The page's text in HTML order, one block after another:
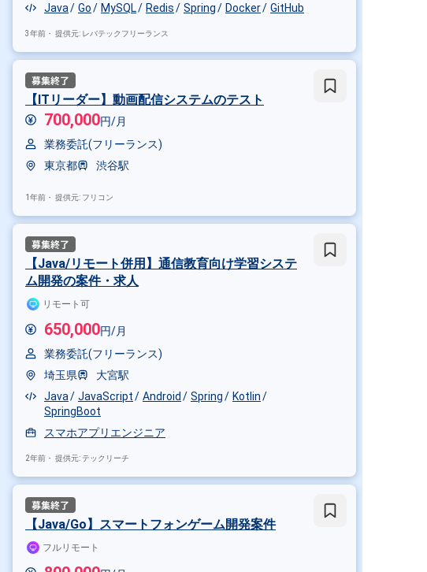
Java
Go MySQL Redis Spring Docker GitHub
3年前・ 提供元: レバテックフリーランス
【ITリーダー】動画配信システムのテスト
700,000円/月
業務委託(フリーランス)
東京都
渋谷駅
1年前・ 提供元: フリコン
【Java/リモート併用】通信教育向け学習システ
ム開発の案件・求人
リモート可
650,000円/月
業務委託(フリーランス)
埼玉県
大宮駅
Java
JavaScript Android Spring
Kotlin
SpringBoot
スマホアプリエンジニア
2年前・ 提供元: テックリーチ
【Java/Go】スマートフォンゲーム開発案件
フルリモート
掛け合わせ条件で絞り込む
JMeter × 在宅・リモート